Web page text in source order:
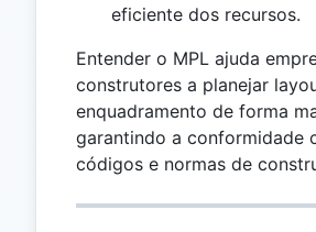
eficiente dos recursos.
Entender o MPL ajuda
construtores a planejar
enquadramento de forma
garantindo a conformidade
códigos e normas de